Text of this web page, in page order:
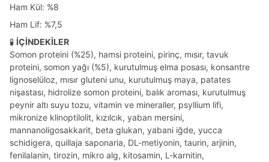
Ham Kül: %8
Ham Lif: %7,5
🧪 İÇİNDEKİLER
Somon proteini (%25), hamsi proteini, pirinç, mısır, tavuk
proteini, somon yağı (%5), kurutulmuş elma posası, konsantre
lignoselüloz, mısır gluteni unu, kurutulmuş maya, patates
nişastası, hidrolize somon proteini, balık aroması, kurutulmuş
peynir altı suyu tozu, vitamin ve mineraller, psyllium lifi,
mikronize klinoptilolit, kızılcık, yaban mersini,
mannanoligosakkarit, beta glukan, yabani iğde, yucca
schidigera, quillaja saponaria, DL-metiyonin, taurin, arjinin,
fenilalanin, tirozin, mikro alg, kitosamin, L-karnitin,